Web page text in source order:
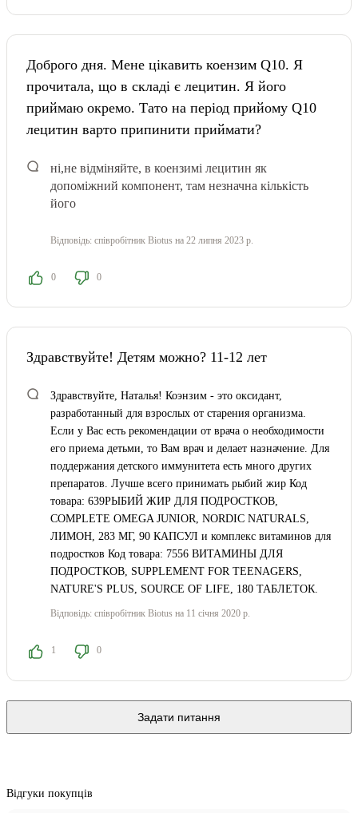
Доброго дня. Мене цікавить коензим Q10. Я
прочитала, що в складі є лецитин. Я його
приймаю окремо. Тато на період прийому Q10
лецитин варто припинити приймати?
ні,не відміняйте, в коензимі лецитин як
допоміжний компонент, там незначна кількість
його
Відповідь: співробітник Biotus на 22 липня 2023 р.
0 0
Здравствуйте! Детям можно? 11-12 лет
Здравствуйте, Наталья! Коэнзим - это оксидант,
разработанный для взрослых от старения организма.
Если у Вас есть рекомендации от врача о необходимости
его приема детьми, то Вам врач и делает назначение. Для
поддержания детского иммунитета есть много других
препаратов. Лучше всего принимать рыбий жир Код
товара: 639РЫБИЙ ЖИР ДЛЯ ПОДРОСТКОВ,
COMPLETE OMEGA JUNIOR, NORDIC NATURALS,
ЛИМОН, 283 МГ, 90 КАПСУЛ и комплекс витаминов для
подростков Код товара: 7556 ВИТАМИНЫ ДЛЯ
ПОДРОСТКОВ, SUPPLEMENT FOR TEENAGERS,
NATURE'S PLUS, SOURCE OF LIFE, 180 ТАБЛЕТОК.
Відповідь: співробітник Biotus на 11 січня 2020 р.
1 0
Задати питання
Відгуки покупців